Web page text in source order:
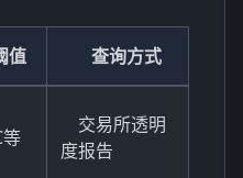
值 查询方式
交易所透明
度报告